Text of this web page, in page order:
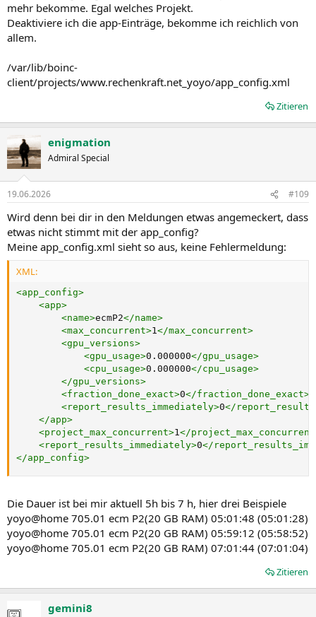
mehr bekomme. Egal welches Projekt.
Deaktiviere ich die app-Einträge, bekomme ich reichlich von
allem.
/var/lib/boinc-
client/projects/www.rechenkraft.net_yoyo/app_config.xml
Zitieren
enigmation
Admiral Special
19.06.2026 #109
Wird denn bei dir in den Meldungen etwas angemeckert, dass
etwas nicht stimmt mit der app_config?
Meine app_config.xml sieht so aus, keine Fehlermeldung:
XML:
<app_config>
<app>
<name>ecmP2</name>
<max_concurrent>1 </max_concurrent>
<gpu_versions>
<gpu_usage>0.000000</gpu_usage>
<cpu_usage>0.000000</cpu_usage>
</gpu_versions>
<fraction_done_exact>0</fraction_done_exact>
<report_results_immediately>0</
</app>
<project_max_concurrent>1 </project_max_concurrent
<report_results_immediately>0</
</app_config>
Die Dauer ist bei mir aktuell 5h bis 7 h, hier drei Beispiele
yoyo@home 705.01 ecm P2(20 GB RAM) 05:01:48 (05:01:28)
yoyo@home 705.01 ecm P2(20 GB RAM) 05:59:12 (05:58:52)
yoyo@home 705.01 ecm P2(20 GB RAM) 07:01:44 (07:01:04)
Zitieren
gemini8